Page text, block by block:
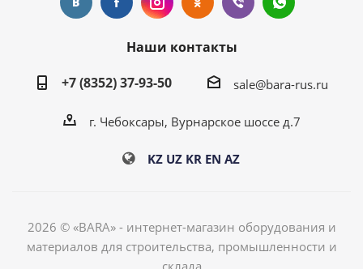
Наши контакты
+7 (8352) 37-93-50
sale@bara-rus.ru
г. Чебоксары, Вурнарское шоссе д.7
KZ UZ KR EN AZ
2026 © «BARA» - интернет-магазин оборудования и
материалов для строительства, промышленности и
склада